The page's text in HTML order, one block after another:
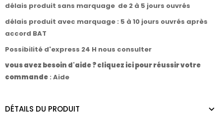
délais produit sans marquage de 2 à 5 jours ouvrés
délais produit avec marquage : 5 à 10 jours ouvrés après
accord BAT
Possibilité d'express 24 H nous consulter
vous avez besoin d'aide ? cliquez ici pour réussir votre
commande : Aide
DÉTAILS DU PRODUIT